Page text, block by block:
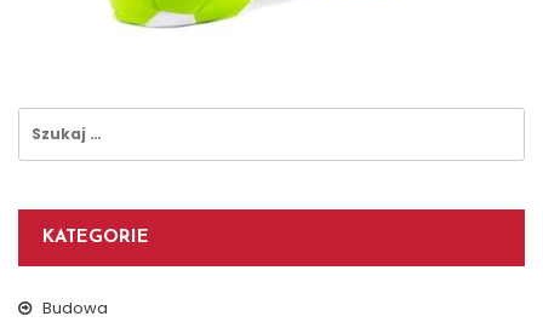
Szukaj:
KATEGORIE
Budowa